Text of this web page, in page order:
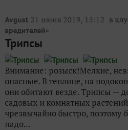
Avgust 21 июня 2019, 15:12 в
вредителей»
Трипсы
Внимание: розыск!Мелкие,
опасные. В теплице, на
они обитают везде. Трипсы —
садовых и комнатных
чрезвычайно быстро, поэтому
надо...